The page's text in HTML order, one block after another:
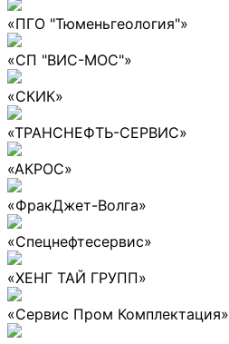
«ПГО "Тюменьгеология"»
«СП "ВИС-МОС"»
«СКИК»
«ТРАНСНЕФТЬ-СЕРВИС»
«АКРОС»
«ФракДжет-Волга»
«Спецнефтесервис»
«ХЕНГ ТАЙ ГРУПП»
«Сервис Пром Комплектация»